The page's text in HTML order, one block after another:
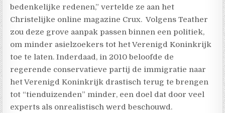
bedenkelijke redenen,” vertelde ze aan het
Christelijke online magazine Crux. Volgens Teather
zou deze grove aanpak passen binnen een politiek,
om minder asielzoekers tot het Verenigd Koninkrijk
toe te laten. Inderdaad, in 2010 beloofde de
regerende conservatieve partij de immigratie naar
het Verenigd Koninkrijk drastisch terug te brengen
tot “tienduizenden” minder, een doel dat door veel
experts als onrealistisch werd beschouwd.